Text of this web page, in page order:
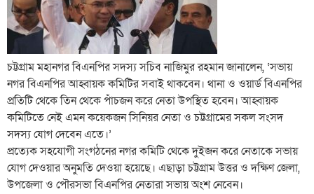
চট্টগ্রাম মহানগর বিএনপির সদস্য সচিব নাজিমুর রহমান জানালেন, ‘সভায়
নগর বিএনপির আহ্বায়ক কমিটির সবাই থাকবেন। থানা ও ওয়ার্ড বিএনপির
প্রতিটি থেকে তিন থেকে পাঁচজন করে নেতা উপস্থিত হবেন। আহ্বায়ক
কমিটিতে নেই এমন কয়েকজন সিনিয়র নেতা ও চট্টগ্রামের সকল সংসদ
সদস্য যোগ দেবেন এতে।’
প্রত্যেক সহযোগী সংগঠনের নগর কমিটি থেকে দুইজন করে নেতাকে সভায়
যোগ দেওয়ার অনুমতি দেওয়া হয়েছে। এছাড়া চট্টগ্রাম উত্তর ও দক্ষিণ জেলা,
উপজেলা ও পৌরসভা বিএনপির নেতারা সভায় অংশ নেবেন।